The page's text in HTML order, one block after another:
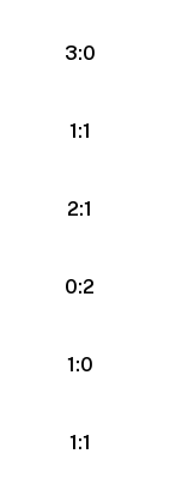
3:0
1:1
2:1
0:2
1:0
1:1